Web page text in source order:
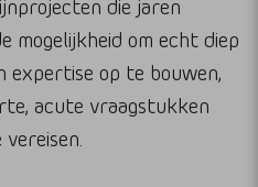
die jaren
mogelijkheid om echt diep
expertise op te bouwen,
acute vraagstukken